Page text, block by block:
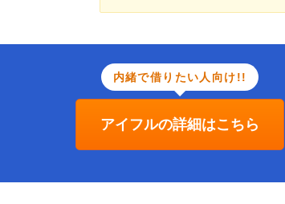
内緒で借りたい人向け!!
アイフルの詳細はこちら